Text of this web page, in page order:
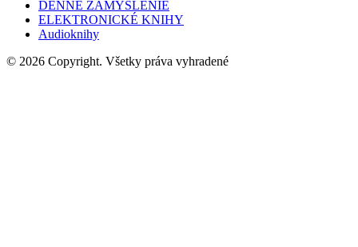
DENNÉ ZAMYSLENIE
ELEKTRONICKÉ KNIHY
Audioknihy
© 2026 Copyright. Všetky práva vyhradené